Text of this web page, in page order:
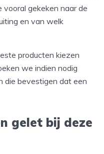
gekeken naar de
en van welk
producten kiezen
we indien nodig
die bevestigen dat een
gelet bij deze